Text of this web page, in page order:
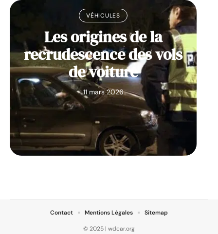
VÉHICULES
Les origines de la
recrudescence des vols
de voiture
11 mars 2026
© 2025 | wdcar.org
Contact Mentions Légales Sitemap